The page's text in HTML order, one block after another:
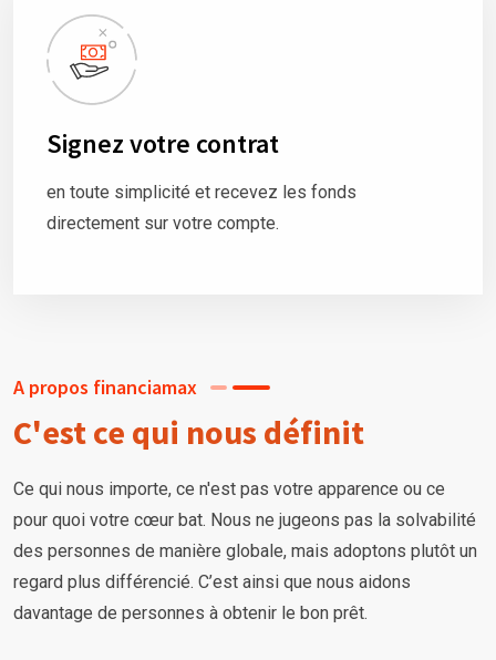
Signez votre contrat
en toute simplicité et recevez les fonds
directement sur votre compte.
A propos financiamax
C'est ce qui nous définit
Ce qui nous importe, ce n'est pas votre apparence ou ce
pour quoi votre cœur bat. Nous ne jugeons pas la solvabilité
des personnes de manière globale, mais adoptons plutôt un
regard plus différencié. C’est ainsi que nous aidons
davantage de personnes à obtenir le bon prêt.